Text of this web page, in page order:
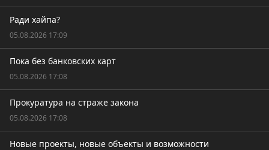
Ради хайпа?
05.08.2026 17:09
Пока без банковских карт
05.08.2026 17:08
Прокуратура на страже закона
05.08.2026 17:08
Новые проекты, новые объекты и возможности